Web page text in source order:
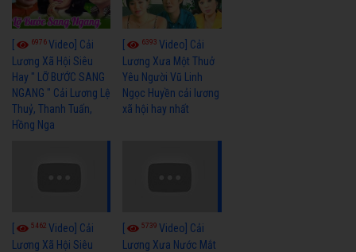
6976Video] Cải
Lương Xã Hội Siêu
Hay " LỠ BƯỚC SANG
NGANG " Cải Lương Lệ
Thuỷ, Thanh Tuấn,
Hồng Nga
6393Video] Cải
Lương Xưa Một Thuở
Yêu Người Vũ Linh
Ngọc Huyền cải lương
xã hội hay nhất
5462 Video] Cải
Lương Xã Hội Siêu
5739Video] Cải
Lương Xưa Nước Mắt